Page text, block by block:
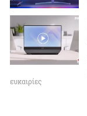
ευκαιρίες